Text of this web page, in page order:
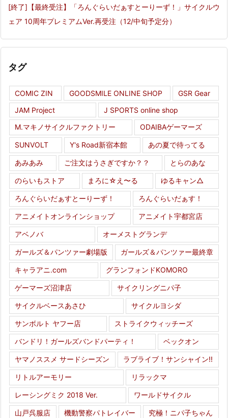
[終了]【最終受注】「ろんぐらいだぁすとーりーず！」サイクルウ
ェア 10周年プレミアムVer.再受注（12/中旬予定分）
タグ
COMIC ZIN GOODSMILE ONLINE SHOP
GSR Gear
JAM Project
J SPORTS online shop
M.マキノサイクルファクトリー
ODAIBAゲーマーズ
SUNVOLT Y's Road新宿本館 あの夏で待ってる
あみあみ ご注文はうさぎですか？？ とらのあな
のらいもストア まろに☆え〜る ゆるキャン△
ろんぐらいだぁすとーりーず！ ろんぐらいだぁす！
アニメイトオンラインショップ アニメイト宇都宮店
アベノバ オーメストグランデ
ガールズ＆パンツァー劇場版 ガールズ＆パンツァー最終章
キャラアニ.com グランフォンドKOMORO
ゲーマーズ沼津店 サイクリングニパ子
サイクルベースあさひ サイクルヨシダ
サンボルト ヤフー店 ストライクウィッチーズ
バンドリ！ガールズバンドパーティ！ ベックオン
ヤマノススメ サードシーズン ラブライブ！サンシャイン!!
リトルアーモリー リラックマ
レーシングミク 2018 Ver. ワールドサイクル
山戸呉服店 機動警察パトレイバー 究極！ニパ子ちゃん